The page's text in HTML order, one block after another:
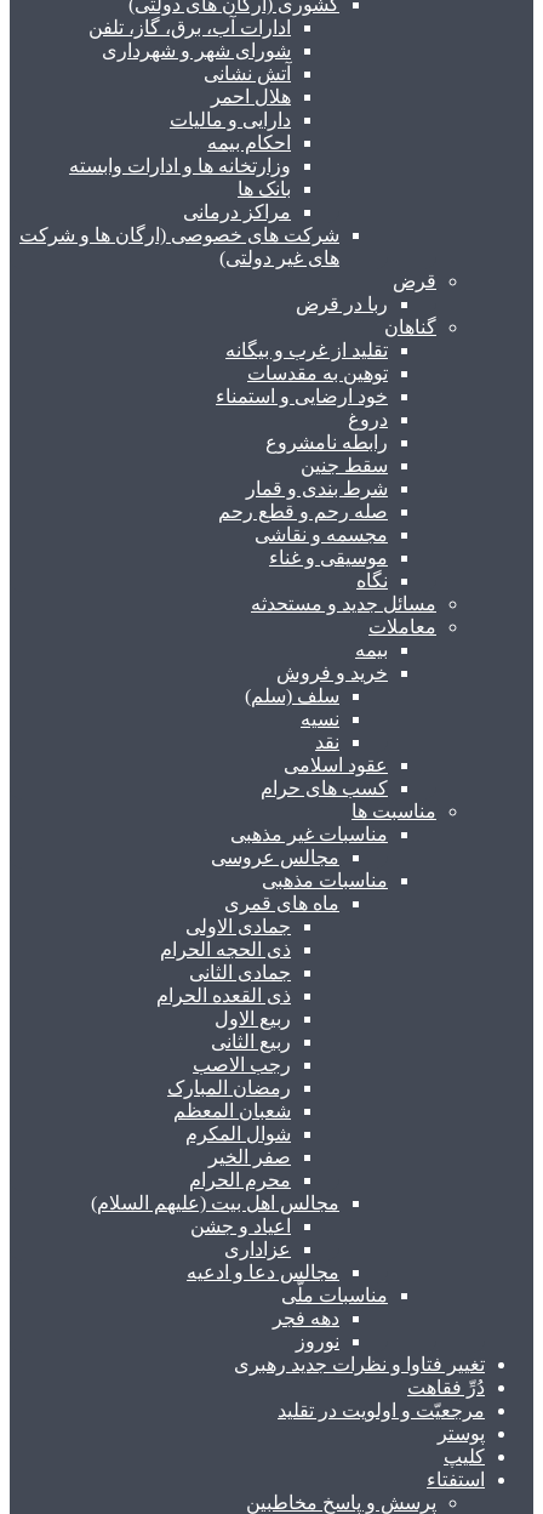
کشوری (ارگان های دولتی)
ادارات آب، برق، گاز، تلفن
شورای شهر و شهرداری
آتش نشانی
هلال احمر
دارایی و مالیات
احکام بیمه
وزارتخانه ها و ادارات وابسته
بانک ها
مراکز درمانی
شرکت های خصوصی (ارگان ها و شرکت
های غیر دولتی)
قرض
ربا در قرض
گناهان
تقلید از غرب و بیگانه
توهین به مقدسات
خود ارضایی و استمناء
دروغ
رابطه نامشروع
سقط جنین
شرط بندی و قمار
صله رحم و قطع رحم
مجسمه و نقاشی
موسیقی و غناء
نگاه
مسائل جدید و مستحدثه
معاملات
بیمه
خرید و فروش
سلف (سلم)
نسیه
نقد
عقود اسلامی
کسب های حرام
مناسبت ها
مناسبات غیر مذهبی
مجالس عروسی
مناسبات مذهبی
ماه های قمری
جمادی الاولی
ذی الحجه الحرام
جمادی الثانی
ذی القعده الحرام
ربیع الاول
ربیع الثانی
رجب الاصب
رمضان المبارک
شعبان المعظم
شوال المکرم
صفر الخیر
محرم الحرام
مجالس اهل بیت (علیهم السلام)
اعیاد و جشن
عزاداری
مجالس دعا و ادعیه
مناسبات ملّی
دهه فجر
نوروز
تغییر فتاوا و نظرات جدید رهبری
دُرِّ فقاهت
مرجعیّت و اولویت در تقلید
پوستر
کلیپ
استفتاء
پرسش و پاسخ مخاطبین